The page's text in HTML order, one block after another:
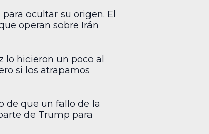
ocultar su origen. El
operan sobre Irán
lo hicieron un poco al
si los atrapamos
de que un fallo de la
de Trump para